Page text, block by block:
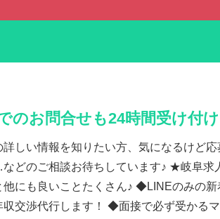
のお問合せも24時間受け付
詳しい情報を知りたい方、気になるけど
どのご相談お待ちしています♪ ★岐阜求
他にも良いことたくさん♪ ◆LINEのみの
交渉代行します！ ◆面接で必ず受かる